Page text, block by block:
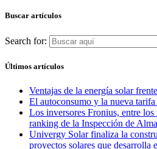
Buscar artículos
Search for:
Últimos artículos
Ventajas de la energía solar
El autoconsumo y la nueva
Los inversores Fronius, entre
ranking de la Inspección de
Univergy Solar finaliza la
proyectos solares que desarrolla